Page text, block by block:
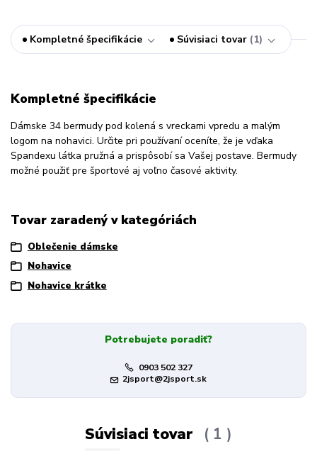
Kompletné špecifikácie Súvisiaci tovar 1
Kompletné špecifikácie
Dámske 34 bermudy pod kolená s vreckami vpredu a malým
logom na nohavici. Určite pri používaní oceníte, že je vďaka
Spandexu látka pružná a prispôsobí sa Vašej postave. Bermudy
možné použiť pre športové aj voľno časové aktivity.
Tovar zaradený v kategóriách
Oblečenie dámske
Nohavice
Nohavice krátke
Potrebujete poradiť?
0903 502 327
2jsport@2jsport.sk
Súvisiaci tovar 1